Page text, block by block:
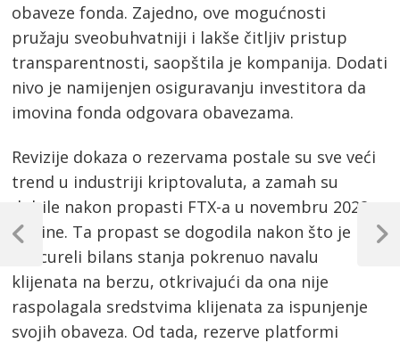
obaveze fonda. Zajedno, ove mogućnosti
pružaju sveobuhvatniji i lakše čitljiv pristup
transparentnosti, saopštila je kompanija. Dodati
nivo je namijenjen osiguravanju investitora da
imovina fonda odgovara obavezama.
Revizije dokaza o rezervama postale su sve veći
trend u industriji kriptovaluta, a zamah su
dobile nakon propasti FTX-a u novembru 2022.
godine. Ta propast se dogodila nakon što je
procureli bilans stanja pokrenuo navalu
klijenata na berzu, otkrivajući da ona nije
raspolagala sredstvima klijenata za ispunjenje
svojih obaveza. Od tada, rezerve platformi
Post
navigation
Previous
Next